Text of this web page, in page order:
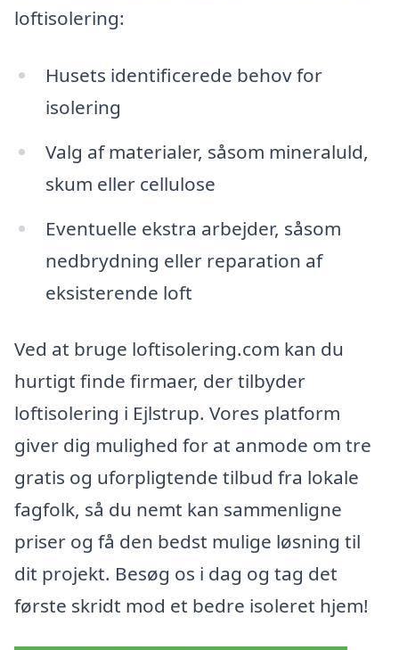
loftisolering:
Husets identificerede behov for
isolering
Valg af materialer, såsom mineraluld,
skum eller cellulose
Eventuelle ekstra arbejder, såsom
nedbrydning eller reparation af
eksisterende loft
Ved at bruge loftisolering.com kan du
hurtigt finde firmaer, der tilbyder
loftisolering i Ejlstrup. Vores platform
giver dig mulighed for at anmode om tre
gratis og uforpligtende tilbud fra lokale
fagfolk, så du nemt kan sammenligne
priser og få den bedst mulige løsning til
dit projekt. Besøg os i dag og tag det
første skridt mod et bedre isoleret hjem!